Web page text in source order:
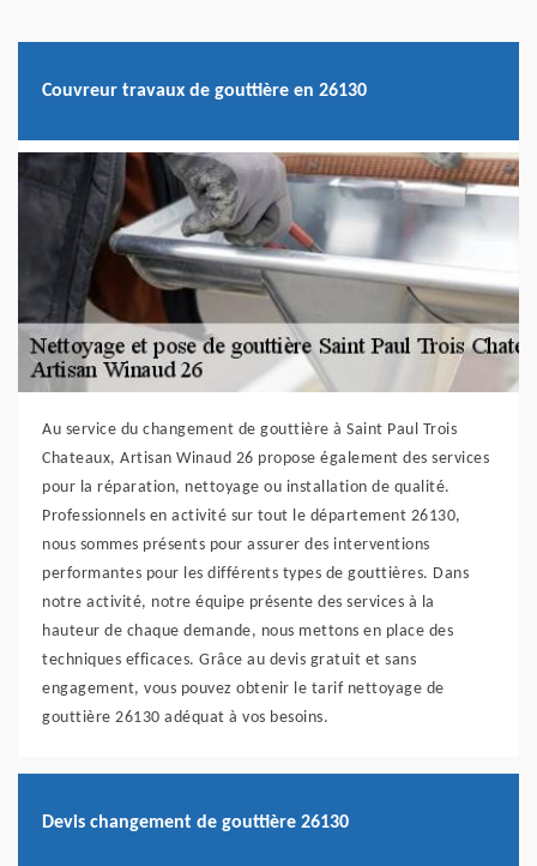
Couvreur travaux de gouttière en 26130
Au service du changement de gouttière à Saint Paul Trois
Chateaux, Artisan Winaud 26 propose également des services
pour la réparation, nettoyage ou installation de qualité.
Professionnels en activité sur tout le département 26130,
nous sommes présents pour assurer des interventions
performantes pour les différents types de gouttières. Dans
notre activité, notre équipe présente des services à la
hauteur de chaque demande, nous mettons en place des
techniques efficaces. Grâce au devis gratuit et sans
engagement, vous pouvez obtenir le tarif nettoyage de
gouttière 26130 adéquat à vos besoins.
Devis changement de gouttière 26130